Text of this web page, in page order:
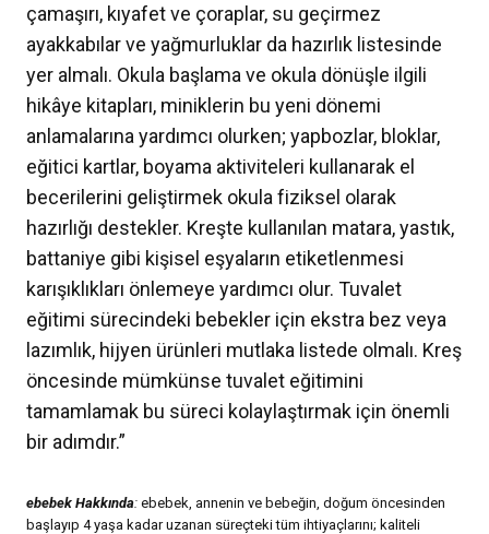
çamaşırı, kıyafet ve çoraplar, su geçirmez
ayakkabılar ve yağmurluklar da hazırlık listesinde
yer almalı. Okula başlama ve okula dönüşle ilgili
hikâye kitapları, miniklerin bu yeni dönemi
anlamalarına yardımcı olurken; yapbozlar, bloklar,
eğitici kartlar, boyama aktiviteleri kullanarak el
becerilerini geliştirmek okula fiziksel olarak
hazırlığı destekler. Kreşte kullanılan matara, yastık,
battaniye gibi kişisel eşyaların etiketlenmesi
karışıklıkları önlemeye yardımcı olur. Tuvalet
eğitimi sürecindeki bebekler için ekstra bez veya
lazımlık, hijyen ürünleri mutlaka listede olmalı. Kreş
öncesinde mümkünse tuvalet eğitimini
tamamlamak bu süreci kolaylaştırmak için önemli
bir adımdır.”
ebebek Hakkında: ebebek, annenin ve bebeğin, doğum öncesinden
başlayıp 4 yaşa kadar uzanan süreçteki tüm ihtiyaçlarını; kaliteli